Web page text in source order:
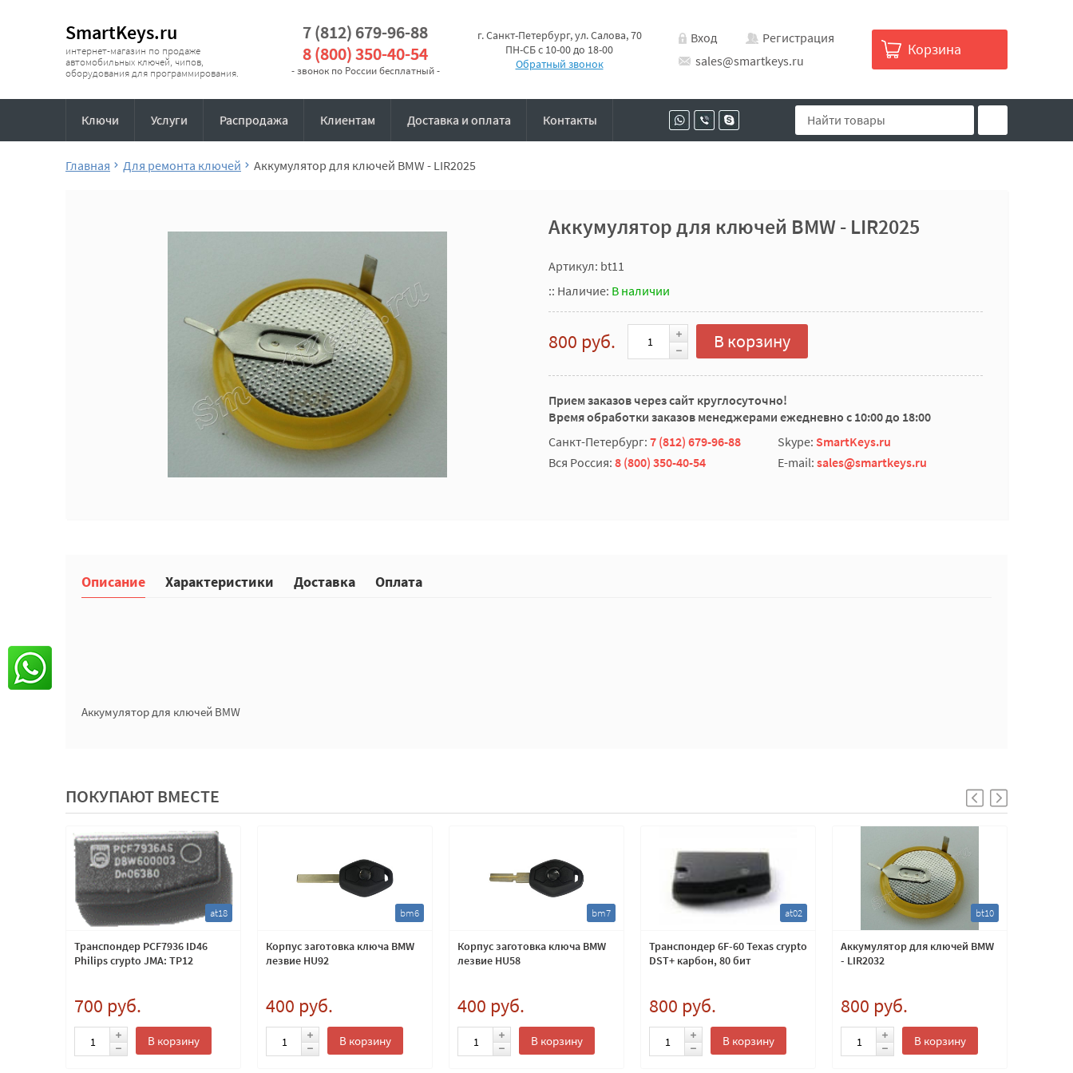
SmartKeys.ru
интернет-магазин по продаже
автомобильных ключей, чипов,
оборудования для программирования.
7 (812) 679-96-88
8 (800) 350-40-54
- звонок по России бесплатный -
г. Санкт-Петербург, ул. Салова, 70
ПН-СБ с 10-00 до 18-00
Обратный звонок
Вход
Регистрация
sales@smartkeys.ru
Корзина
Ключи Услуги Распродажа Клиентам Доставка и оплата Контакты
Главная Для ремонта ключей Аккумулятор для ключей BMW - LIR2025
Аккумулятор для ключей BMW - LIR2025
Артикул: bt11
:: Наличие: В наличии
800 руб. В корзину
Прием заказов через сайт круглосуточно!
Время обработки заказов менеджерами ежедневно с 10:00 до 18:00
Санкт-Петербург: 7 (812) 679-96-88 Skype: SmartKeys.ru
Вся Россия: 8 (800) 350-40-54 E-mail: sales@smartkeys.ru
Описание Характеристики Доставка Оплата
Аккумулятор для ключей BMW
ПОКУПАЮТ ВМЕСТЕ
at18
Транспондер PCF7936 ID46
Philips crypto JMA: TP12
700 руб.
В корзину
bm6
Корпус заготовка ключа BMW
лезвие HU92
400 руб.
В корзину
bm7
Корпус заготовка ключа BMW
лезвие HU58
400 руб.
В корзину
at02
Транспондер 6F-60 Texas crypto
DST+ карбон, 80 бит
800 руб.
В корзину
bt10
Аккумулятор для ключей BMW
- LIR2032
800 руб.
В корзину